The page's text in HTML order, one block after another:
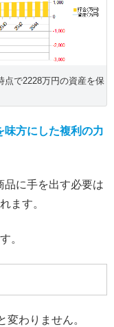
点で2228万円の資産を保
味方にした複利の力
品に手を出す必要は
ます。
。
わりません。